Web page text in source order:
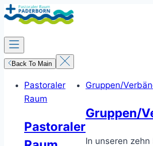
Zum
Inhalt
springen
Back To Main
Pastoraler
Raum
Pastoraler
Gruppen/
Gruppen/
In unseren zehn